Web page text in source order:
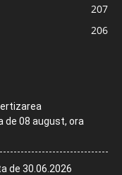
207
206
de 08 august, ora
de 30.06.2026